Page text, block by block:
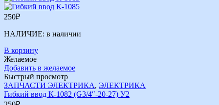
250₽
НАЛИЧИЕ: в наличии
В корзину
Желаемое
Добавить в желаемое
Быстрый просмотр
ЗАПЧАСТИ ЭЛЕКТРИКА, ЭЛЕКТРИКА
Гибкий ввод К-1082 (G3/4″-20-27) У2